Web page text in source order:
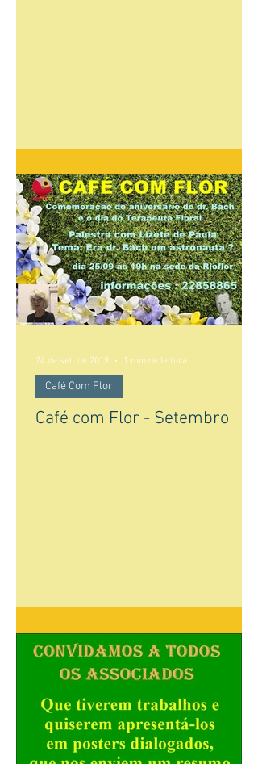
Café com Flor - Setembro
Café Com Flor
24 de set. de 2019 1 min de leitura